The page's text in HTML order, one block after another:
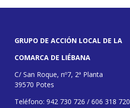
GRUPO DE ACCIÓN LOCAL DE LA
COMARCA DE LIÉBANA
C/ San Roque, nº7, 2ª Planta
39570 Potes
Teléfono: 942 730 726 / 606 318 720